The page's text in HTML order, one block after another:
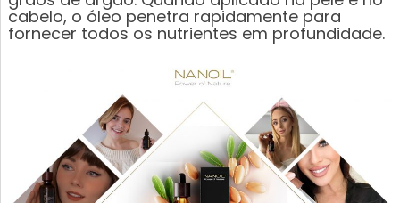
cabelo, o óleo penetra rapidamente para
fornecer todos os nutrientes em profundidade.